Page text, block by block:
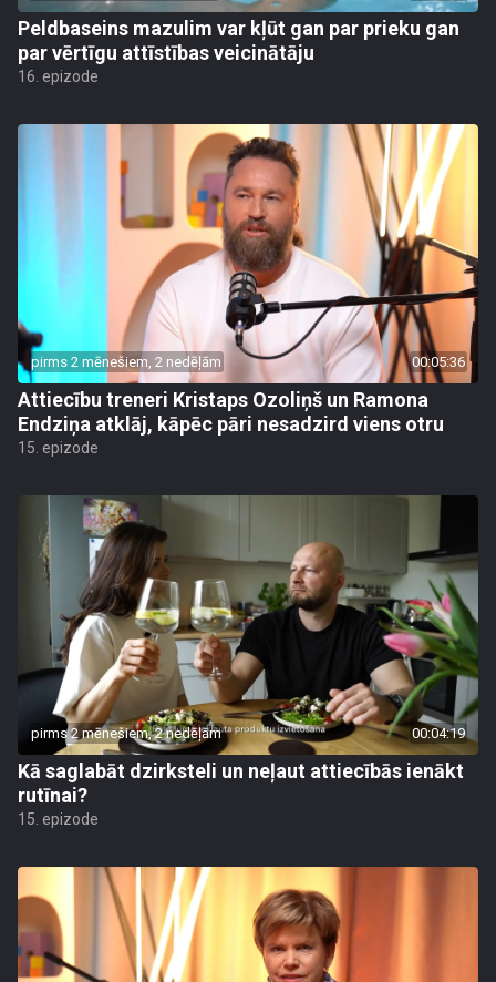
Peldbaseins mazulim var kļūt gan par prieku gan
par vērtīgu attīstības veicinātāju
16. epizode
pirms 2 mēnešiem, 2 nedēļām 00:05:36
Attiecību treneri Kristaps Ozoliņš un Ramona
Endziņa atklāj, kāpēc pāri nesadzird viens otru
15. epizode
pirms 2 mēnešiem, 2 nedēļām 00:04:19
Kā saglabāt dzirksteli un neļaut attiecībās ienākt
rutīnai?
15. epizode